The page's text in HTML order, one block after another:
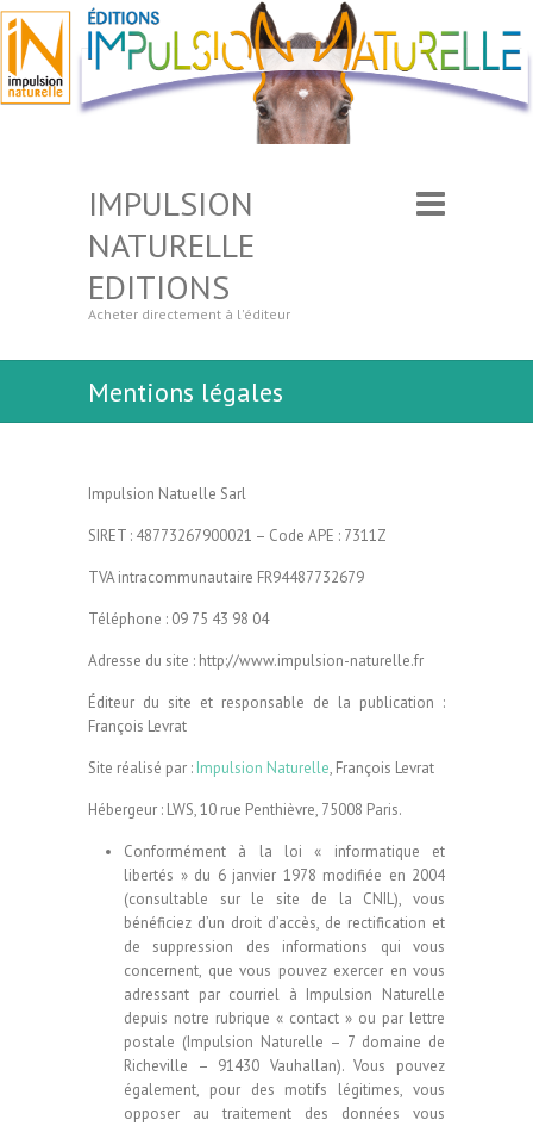
IMPULSION
NATURELLE
EDITIONS
Acheter directement à l'éditeur
Mentions légales
Impulsion Natuelle Sarl
SIRET : 48773267900021 – Code APE : 7311Z
TVA intracommunautaire FR94487732679
Téléphone : 09 75 43 98 04
Adresse du site : http://www.impulsion-naturelle.fr
Éditeur du site et responsable de la publication :
François Levrat
Site réalisé par : Impulsion Naturelle, François Levrat
Hébergeur : LWS, 10 rue Penthièvre, 75008 Paris.
Conformément à la loi « informatique et
libertés » du 6 janvier 1978 modifiée en 2004
(consultable sur le site de la CNIL), vous
bénéficiez d’un droit d’accès, de rectification et
de suppression des informations qui vous
concernent, que vous pouvez exercer en vous
adressant par courriel à Impulsion Naturelle
depuis notre rubrique « contact » ou par lettre
postale (Impulsion Naturelle – 7 domaine de
Richeville – 91430 Vauhallan). Vous pouvez
également, pour des motifs légitimes, vous
opposer au traitement des données vous